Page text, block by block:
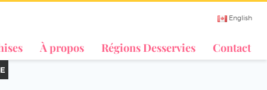
English
À propos Régions Desservies Contact